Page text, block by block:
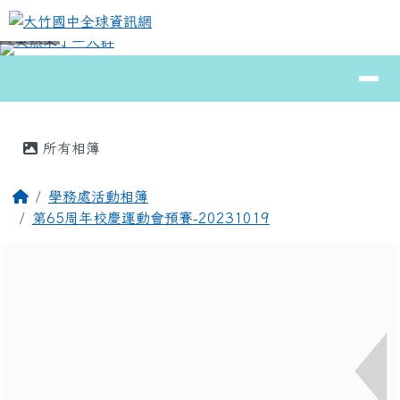
跳至主內容區
大竹國中全球資訊網
⏸
所有相簿
回首頁學務處活動相簿
第65周年校慶運動會預賽-20231019